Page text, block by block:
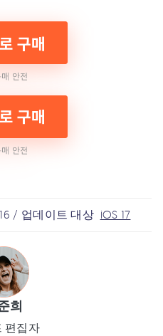
/ 업데이트 대상 iOS 17
희
편집자